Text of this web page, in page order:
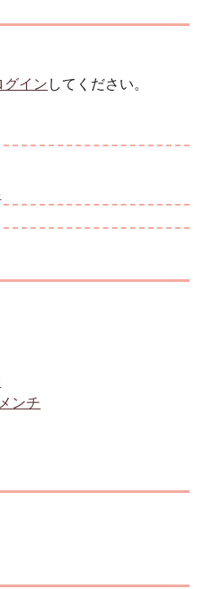
グイン してください。
ンチ